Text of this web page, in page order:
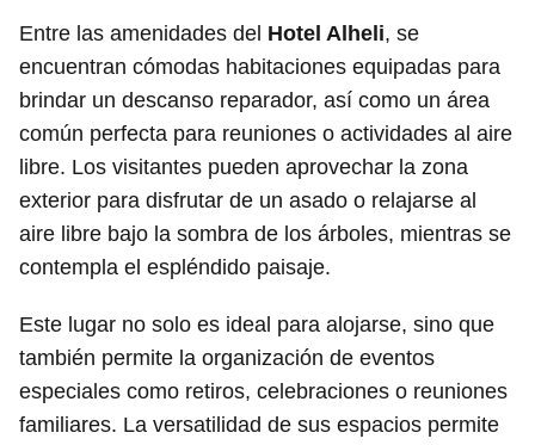
Entre las amenidades del Hotel Alheli, se
encuentran cómodas habitaciones equipadas para
brindar un descanso reparador, así como un área
común perfecta para reuniones o actividades al aire
libre. Los visitantes pueden aprovechar la zona
exterior para disfrutar de un asado o relajarse al
aire libre bajo la sombra de los árboles, mientras se
contempla el espléndido paisaje.
Este lugar no solo es ideal para alojarse, sino que
también permite la organización de eventos
especiales como retiros, celebraciones o reuniones
familiares. La versatilidad de sus espacios permite